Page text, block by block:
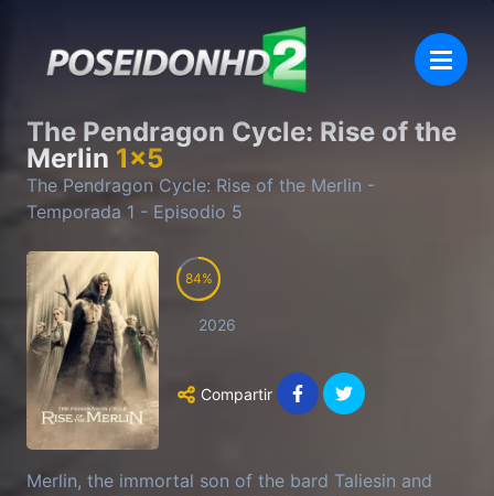
The Pendragon Cycle: Rise of the
Merlin 1x5
The Pendragon Cycle: Rise of the Merlin -
Temporada 1 - Episodio 5
84
2026
Compartir
Merlin, the immortal son of the bard Taliesin and